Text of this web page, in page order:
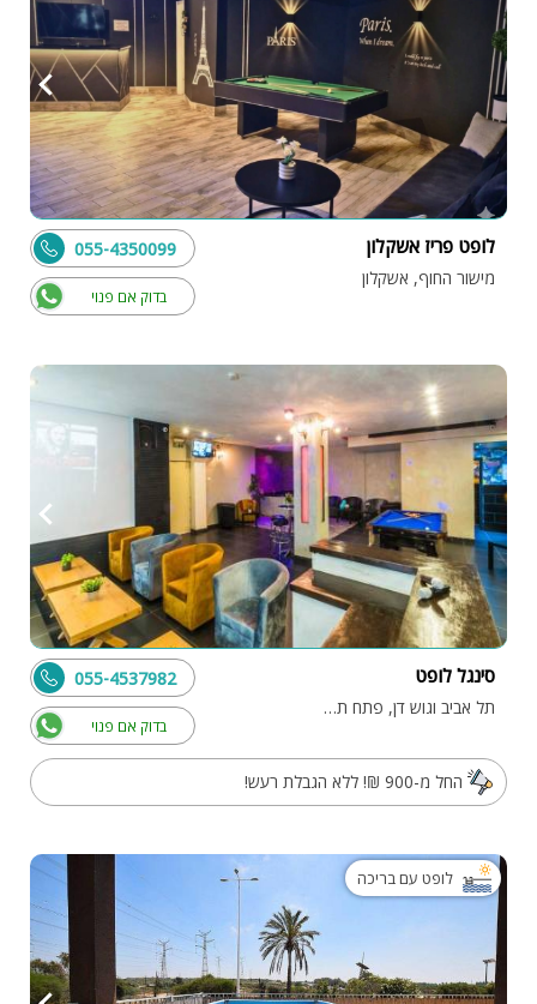
לופט פריז אשקלון
מישור החוף, אשקלון
בדוק אם פנוי
055-4350099
סינגל לופט
תל אביב וגוש דן, פתח תקווה
בדוק אם פנוי
055-4537982
החל מ-900 ₪! ללא הגבלת רעש!
לופט עם בריכה